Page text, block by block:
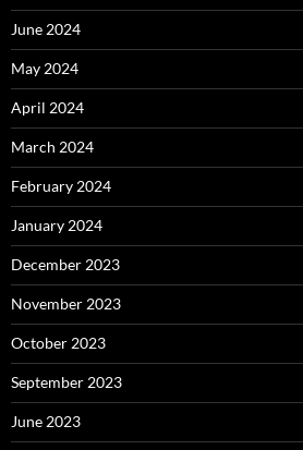
June 2024
May 2024
April 2024
March 2024
February 2024
January 2024
December 2023
November 2023
October 2023
September 2023
June 2023